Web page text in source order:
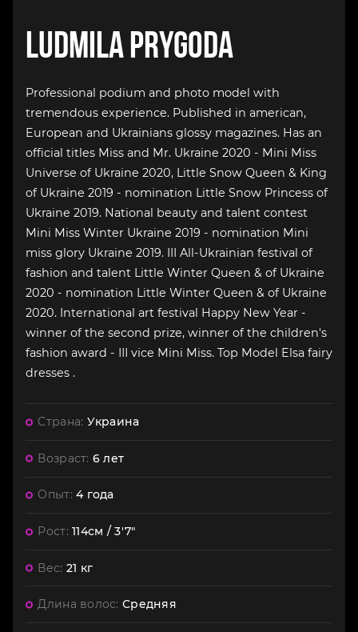
Ludmila Prygoda
Professional podium and photo model with
tremendous experience. Published in american,
European and Ukrainians glossy magazines. Has an
official titles Miss and Mr. Ukraine 2020 - Mini Miss
Universe of Ukraine 2020, Little Snow Queen & King
of Ukraine 2019 - nomination Little Snow Princess of
Ukraine 2019. National beauty and talent contest
Mini Miss Winter Ukraine 2019 - nomination Mini
miss glory Ukraine 2019. III All-Ukrainian festival of
fashion and talent Little Winter Queen & of Ukraine
2020 - nomination Little Winter Queen & of Ukraine
2020. International art festival Happy New Year -
winner of the second prize, winner of the children's
fashion award - ІІІ vice Mini Miss. Top Model Elsa fairy
dresses .
Страна: Украина
Возраст: 6 лет
Опыт:4 года
Рост:114см / 3'7"
Вес: 21 кг
Длина волос:Средняя